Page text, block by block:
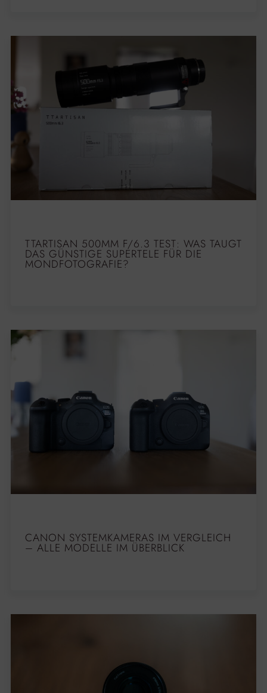
TTARTISAN 500MM F/6.3 TEST: WAS TAUGT
DAS GÜNSTIGE SUPERTELE FÜR DIE
MONDFOTOGRAFIE?
CANON SYSTEMKAMERAS IM VERGLEICH
– ALLE MODELLE IM ÜBERBLICK